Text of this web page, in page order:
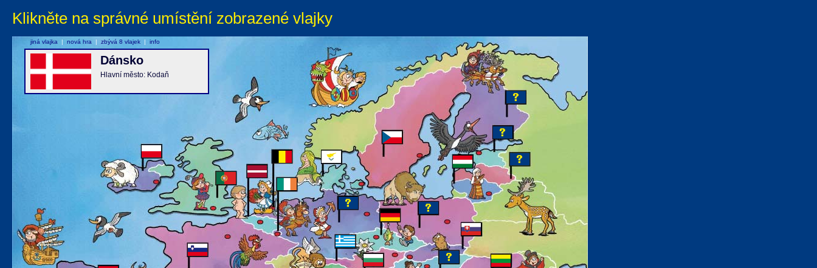
Klikněte na správné umístění zobrazené vlajky
Dánsko
Hlavní město: Kodaň
jiná vlajka | nová hra | zbývá 8 vlajek | info